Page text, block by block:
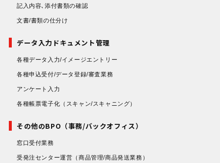
記入内容､添付書類の確認
文書/書類の仕分け
データ入力ドキュメント管理
各種データ入力/イメージエントリー
各種申込受付/データ登録/審査業務
アンケート入力
各種帳票電子化 （スキャン/スキャニング）
その他のBPO（事務/バックオフィス）
窓口受付業務
受発注センター運営 （商品管理/商品発送業務）